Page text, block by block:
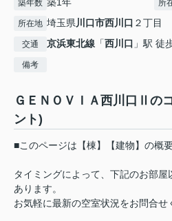
築年数 所
所在地 埼玉県川口市西川口 ２丁目
交通 京浜東北線 「西川口 」駅 徒
備考
ＧＥＮＯＶＩＡ西川口Ⅱの
ント)
■このページは【棟】【建物】の概
タイミングによって、下記のお部
あります。
お気軽に最新の空室状況をお問合せ